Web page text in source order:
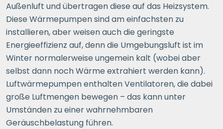
Außenluft und übertragen diese auf das Heizsystem.
Diese Wärmepumpen sind am einfachsten zu
installieren, aber weisen auch die geringste
Energieeffizienz auf, denn die Umgebungsluft ist im
Winter normalerweise ungemein kalt (wobei aber
selbst dann noch Wärme extrahiert werden kann).
Luftwärmepumpen enthalten Ventilatoren, die dabei
große Luftmengen bewegen – das kann unter
Umständen zu einer wahrnehmbaren
Geräuschbelastung führen.